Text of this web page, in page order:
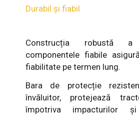
Durabil și fiabil
Construcția robustă
componentele fiabile
fiabilitate pe termen lung.
Bara de protecție
învăluitor, protejează
împotriva impacturilor și